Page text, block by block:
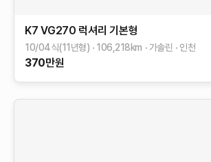
K7 VG270 럭셔리 기본형
10/04식(11년형) 106,218km 가솔린 인천
370만원